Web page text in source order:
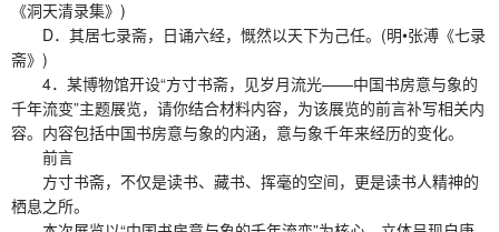
《洞天清录集》)
D．其居七录斋，日诵六经，慨然以天下为己任。(明•张溥《七录
斋》)
4．某博物馆开设“方寸书斋，见岁月流光——中国书房意与象的
千年流变”主题展览，请你结合材料内容，为该展览的前言补写相关内
容。内容包括中国书房意与象的内涵，意与象千年来经历的变化。
前言
方寸书斋，不仅是读书、藏书、挥毫的空间，更是读书人精神的
栖息之所。